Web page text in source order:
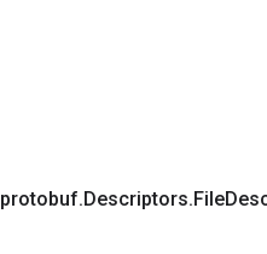
protobuf.Descriptors.File